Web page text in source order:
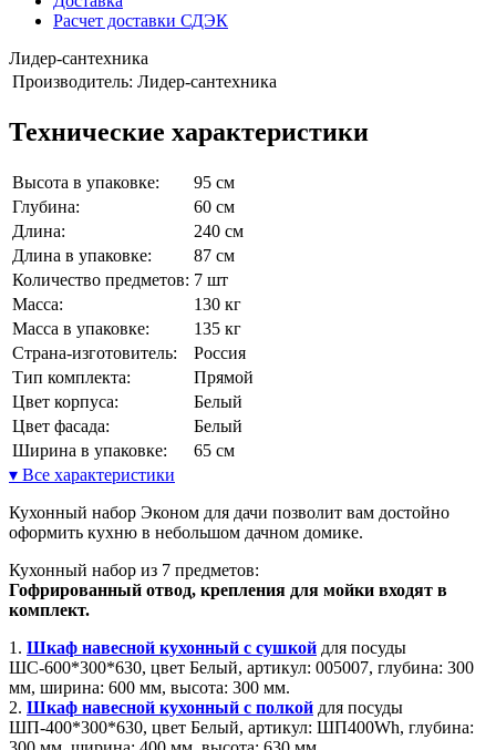
Расчет доставки СДЭК
Лидер-сантехника
Производитель: Лидер-сантехника
Технические характеристики
Высота в упаковке:
95 см
Глубина:
60 см
Длина:
240 см
Длина в упаковке:
87 см
Количество предметов: 7 шт
Масса:
130 кг
Масса в упаковке:
135 кг
Страна-изготовитель:
Россия
Тип комплекта:
Прямой
Цвет корпуса:
Белый
Цвет фасада:
Белый
Ширина в упаковке:
65 см
▾ Все характеристики
Кухонный набор Эконом для дачи позволит вам достойно
оформить кухню в небольшом дачном домике.
Кухонный набор из 7 предметов:
Гофрированный отвод, крепления для мойки входят в
комплект.
1. Шкаф навесной кухонный с сушкой для посуды
ШС-600*300*630, цвет Белый, артикул: 005007, глубина: 300
мм, ширина: 600 мм, высота: 300 мм.
2. Шкаф навесной кухонный с полкой для посуды
ШП-400*300*630, цвет Белый, артикул: ШП400Wh, глубина: